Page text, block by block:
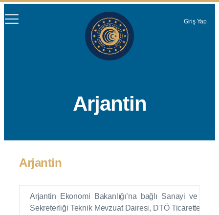
Giriş Yap
Arjantin
Arjantin
Arjantin Ekonomi Bakanlığı’na bağlı Sanayi ve
Sekreterliği Teknik Mevzuat Dairesi, DTÖ Ticarette